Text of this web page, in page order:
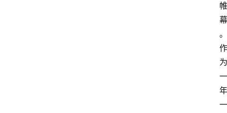
帷
幕
。
作
为
一
年
一